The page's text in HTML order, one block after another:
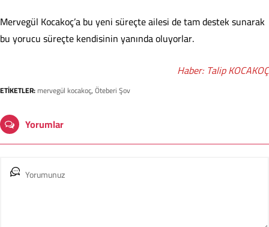
Mervegül Kocakoç’a bu yeni süreçte ailesi de tam destek sunarak
bu yorucu süreçte kendisinin yanında oluyorlar.
Haber: Talip KOCAKOÇ
ETİKETLER:mervegül kocakoç,Öteberi Şov
Yorumlar